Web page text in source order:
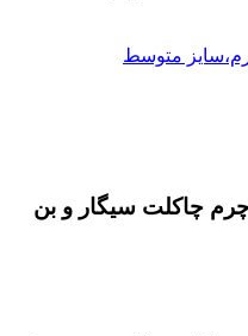
متوسط
چاکلت سیگار و بن